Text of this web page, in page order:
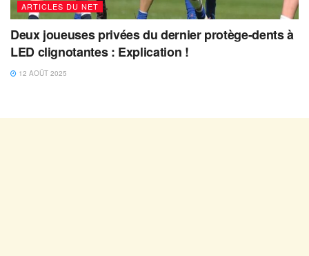
ARTICLES DU NET
Deux joueuses privées du dernier protège-dents à
LED clignotantes : Explication !
12 AOÛT 2025